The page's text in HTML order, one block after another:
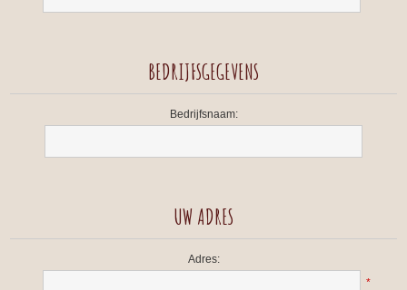
BEDRIJFSGEGEVENS
Bedrijfsnaam:
UW ADRES
Adres:
*